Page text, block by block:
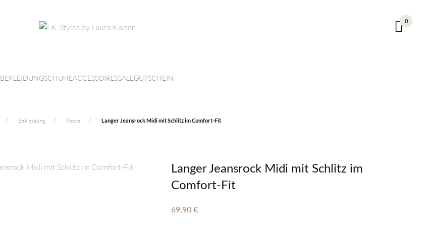
0
BEKLEIDUNGSCHUHEACCESSOIRESSALEGUTSCHEIN
Bekleidung Röcke Langer Jeansrock Midi mit Schlitz im Comfort-Fit
Langer Jeansrock Midi mit Schlitz im
Comfort-Fit
69,90€